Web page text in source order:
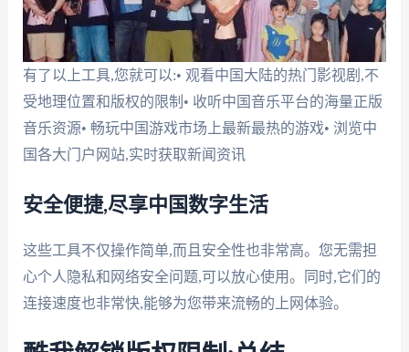
有了以上工具,您就可以:• 观看中国大陆的热门影视剧,不
受地理位置和版权的限制• 收听中国音乐平台的海量正版
音乐资源• 畅玩中国游戏市场上最新最热的游戏• 浏览中
国各大门户网站,实时获取新闻资讯
安全便捷,尽享中国数字生活
这些工具不仅操作简单,而且安全性也非常高。您无需担
心个人隐私和网络安全问题,可以放心使用。同时,它们的
连接速度也非常快,能够为您带来流畅的上网体验。